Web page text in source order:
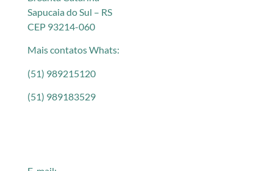
Sapucaia do Sul – RS
CEP 93214-060
Mais contatos Whats:
(51) 989215120
(51) 989183529